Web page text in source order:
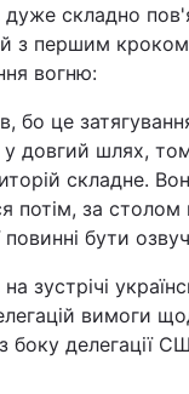
складно
з першим
вогню:
бо це
у довгий шлях,
складне.
потім, за
повинні бути
зустрічі
вимоги
боку делегації